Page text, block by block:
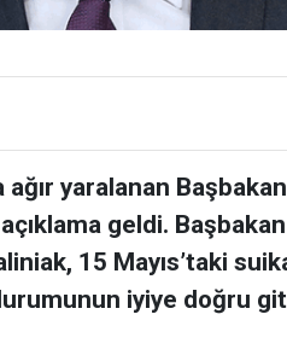
ağır yaralanan
geldi. Başbakan
15 Mayıs’taki
iyiye doğru